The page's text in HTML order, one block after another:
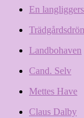
En
Landbohaven
Cand. Selv
Mettes Have
Claus Dalby